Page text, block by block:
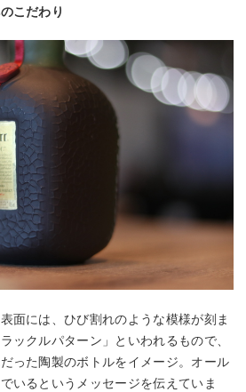
こだわり
面には、ひび割れのような模様が刻ま
ックルパターン」といわれるもので、
った陶製のボトルをイメージ。オール
いるというメッセージを伝えていま